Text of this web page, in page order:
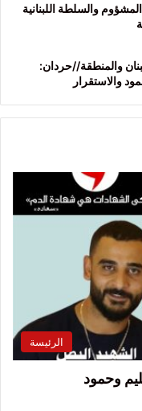
“اتفاق الاطار” نسخة عن 17 أيار المشؤوم والسلطة اللبنانية
والمنطقة//حردان:
والاستقرار
الرئيسة
وحمود